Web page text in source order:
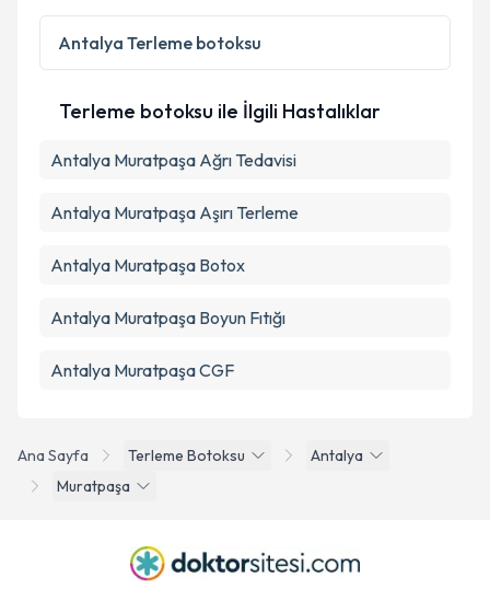
Ana Sayfa Terleme Botoksu
Antalya
Muratpaşa
Antalya Terleme botoksu
Terleme botoksu ile İlgili Hastalıklar
Antalya Muratpaşa Ağrı Tedavisi
Antalya Muratpaşa Aşırı Terleme
Antalya Muratpaşa Botox
Antalya Muratpaşa Boyun Fıtığı
Antalya Muratpaşa CGF